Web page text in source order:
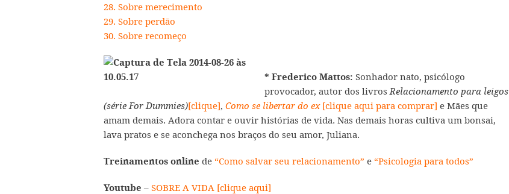
28. Sobre merecimento
29. Sobre perdão
30. Sobre recomeço
* Frederico Mattos: Sonhador nato, psicólogo
provocador, autor dos livrosRelacionamento para leigos
(série For Dummies)[clique], Como se libertar do ex[clique aqui para comprar] e Mães que
amam demais. Adora contar e ouvir histórias de vida. Nas demais horas cultiva um bonsai,
lava pratos e se aconchega nos braços do seu amor, Juliana.
Treinamentos online de “Como salvar seu relacionamento” e “Psicologia para todos”
Youtube – SOBRE A VIDA [clique aqui]